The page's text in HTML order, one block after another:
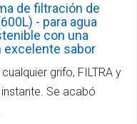
de filtración de
- para agua
con una
excelente sabor
grifo, FILTRA y
Se acabó